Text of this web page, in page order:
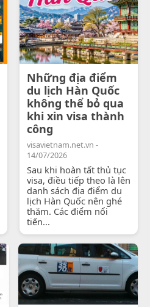
Những địa điểm
du lịch Hàn Quốc
không thể bỏ qua
khi xin visa thành
công
visavietnam.net.vn -
14/07/2026
Sau khi hoàn tất thủ tục
visa, điều tiếp theo là lên
danh sách địa điểm du
lịch Hàn Quốc nên ghé
thăm. Các điểm nổi
tiến...